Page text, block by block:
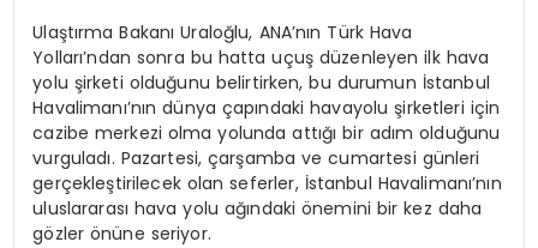
Ulaştırma Bakanı Uraloğlu, ANA’nın Türk Hava
Yolları’ndan sonra bu hatta uçuş düzenleyen ilk hava
yolu şirketi olduğunu belirtirken, bu durumun İstanbul
Havalimanı’nın dünya çapındaki havayolu şirketleri için
cazibe merkezi olma yolunda attığı bir adım olduğunu
vurguladı. Pazartesi, çarşamba ve cumartesi günleri
gerçekleştirilecek olan seferler, İstanbul Havalimanı’nın
uluslararası hava yolu ağındaki önemini bir kez daha
gözler önüne seriyor.